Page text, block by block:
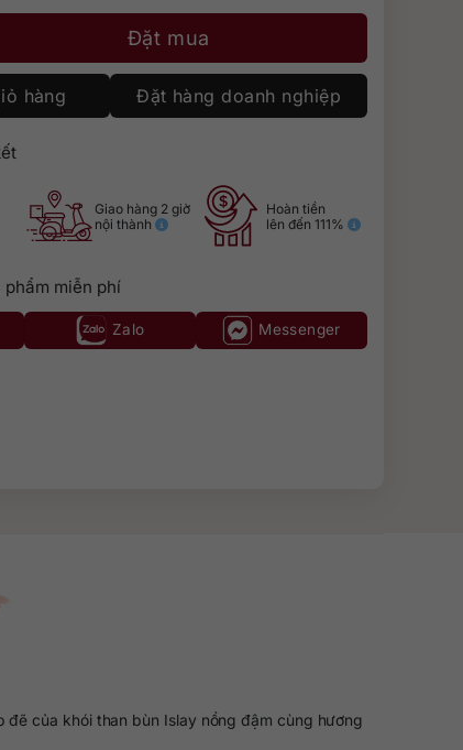
Đặt mua
hàng Đặt hàng doanh nghiệp
Giao hàng 2 giờ
nội thành
Hoàn tiền
lên đến 111%
miễn phí
Zalo Messenger
của khói than bùn Islay nồng đậm cùng hương